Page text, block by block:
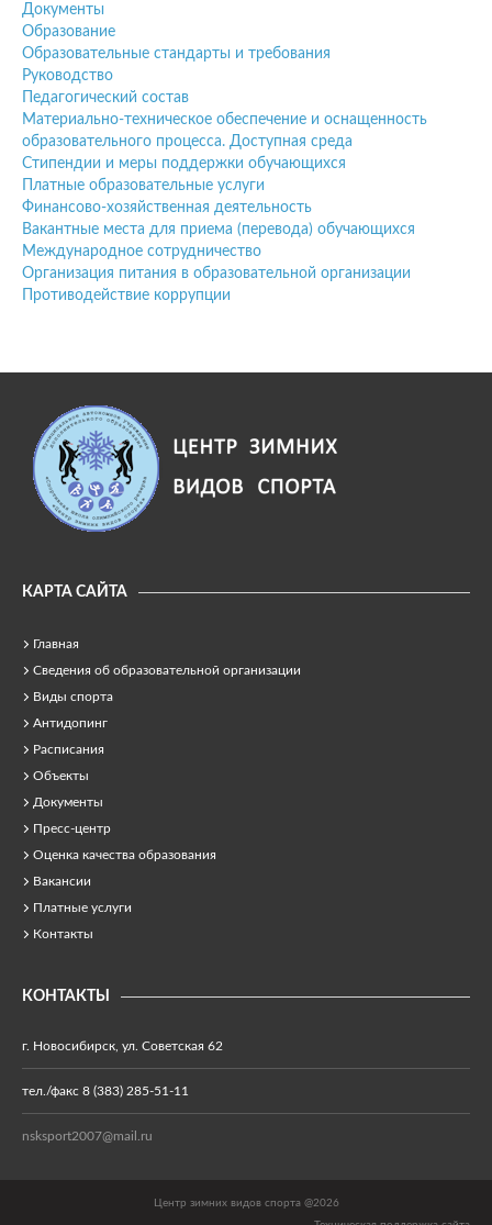
Документы
Образование
Образовательные стандарты и требования
Руководство
Педагогический состав
Материально-техническое обеспечение и оснащенность
образовательного процесса. Доступная среда
Стипендии и меры поддержки обучающихся
Платные образовательные услуги
Финансово-хозяйственная деятельность
Вакантные места для приема (перевода) обучающихся
Международное сотрудничество
Организация питания в образовательной организации
Противодействие коррупции
КАРТА САЙТА
Главная
Сведения об образовательной организации
Виды спорта
Антидопинг
Расписания
Объекты
Документы
Пресс-центр
Оценка качества образования
Вакансии
Платные услуги
Контакты
КОНТАКТЫ
г. Новосибирск, ул. Советская 62
тел./факс 8 (383) 285-51-11
nsksport2007@mail.ru
Центр зимних видов спорта @2026